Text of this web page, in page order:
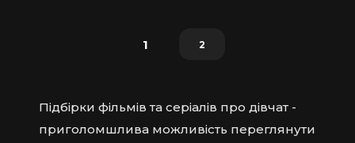
1 2
Підбірки фільмів та серіалів про дівчат -
приголомшлива можливість переглянути